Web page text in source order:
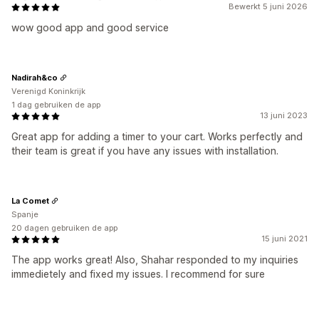
Bewerkt 5 juni 2026
wow good app and good service
13 juni 2023
Great app for adding a timer to your cart. Works perfectly and
their team is great if you have any issues with installation.
Nadirah&co
Verenigd Koninkrijk
1 dag gebruiken de app
15 juni 2021
The app works great! Also, Shahar responded to my inquiries
immedietely and fixed my issues. I recommend for sure
La Comet
Spanje
20 dagen gebruiken de app